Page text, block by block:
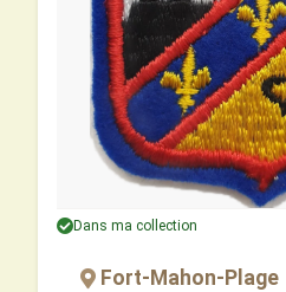
Dans ma collection
Fort-Mahon-Plage